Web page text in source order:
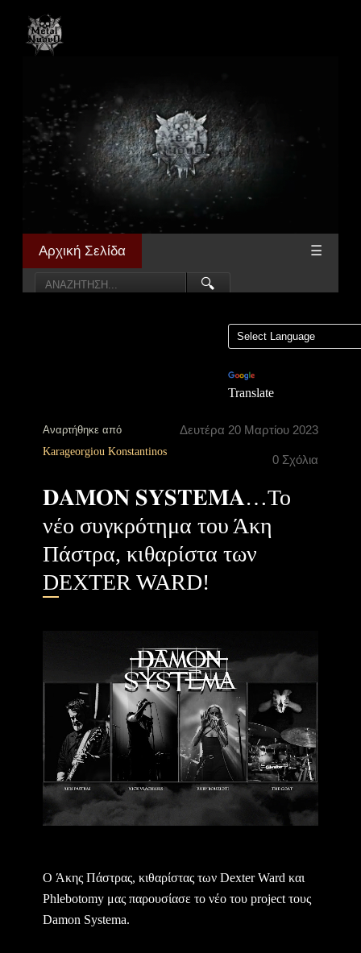
Αρχική Σελίδα ☰
🔍
Translate
Δευτέρα 20 Μαρτίου 2023
0 Σχόλια
Αναρτήθηκε από
Karageorgiou Konstantinos
𝐃𝐀𝐌𝐎𝐍 𝐒𝐘𝐒𝐓𝐄𝐌𝐀…To
νέο συγκρότημα του Άκη
Πάστρα, κιθαρίστα των
DEXTER WARD!
O Άκης Πάστρας, κιθαρίστας των Dexter Ward και
Phlebotomy μας παρουσίασε το νέο του project τους
Damon Systema.